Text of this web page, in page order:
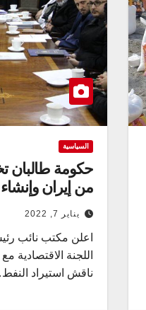
السياسية
حكومة طالبان
من إيران
يناير 7, 2022
اعلن مكتب نائب
اللجنة الاقتصادية
ناقش استيراد